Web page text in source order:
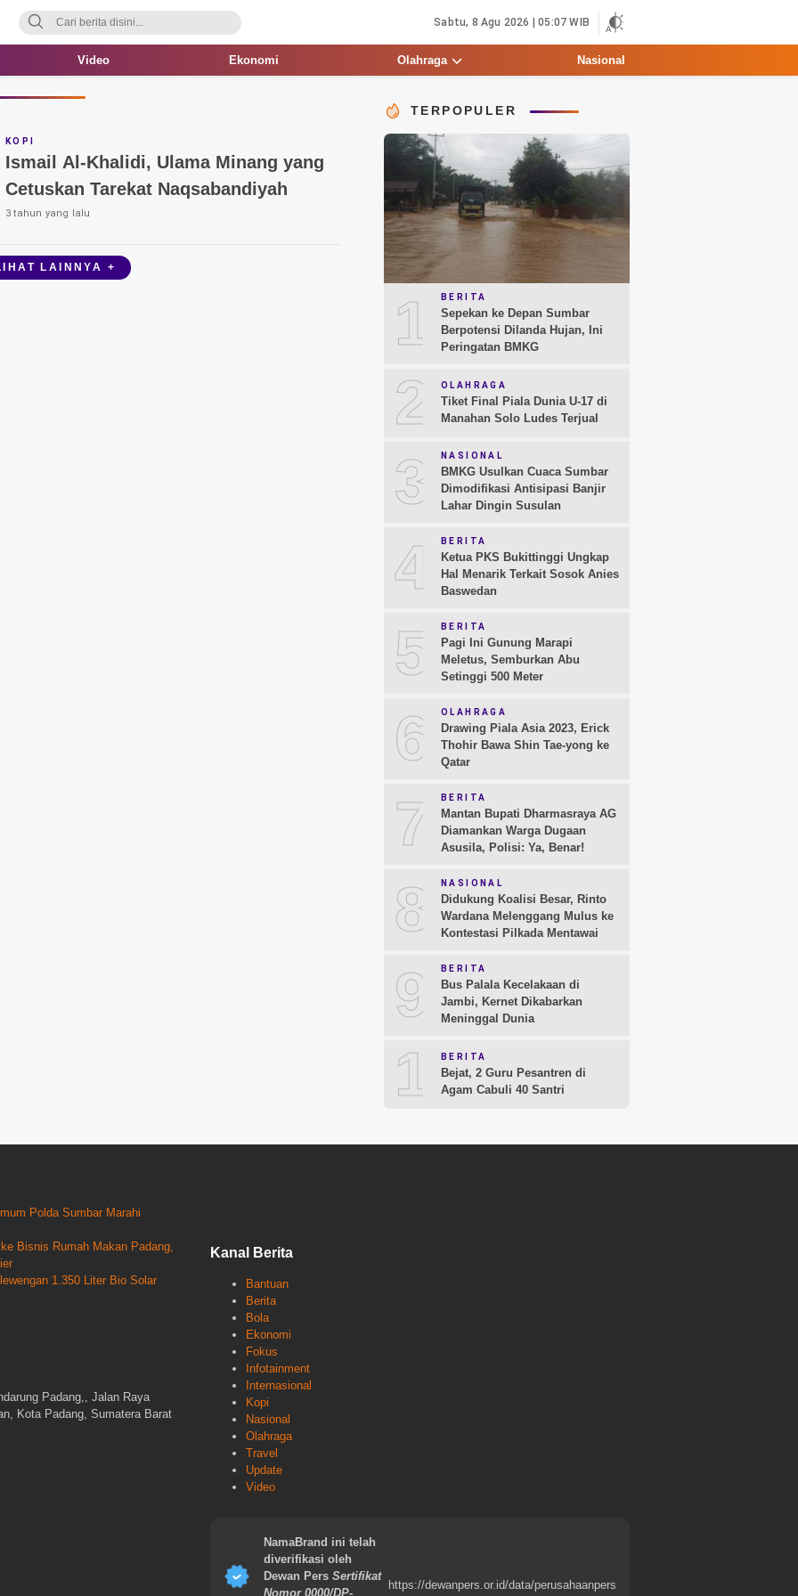
Sabtu, 8 Agu 2026 | 05:07 WIB
Video Ekonomi Olahraga Nasional
KOPI
Ismail Al-Khalidi, Ulama Minang yang
Cetuskan Tarekat Naqsabandiyah
3 tahun yang lalu
LAINNYA +
TERPOPULER
1 BERITA
Sepekan ke Depan Sumbar
Berpotensi Dilanda Hujan, Ini
Peringatan BMKG
2 OLAHRAGA
Tiket Final Piala Dunia U-17 di
Manahan Solo Ludes Terjual
3 NASIONAL
BMKG Usulkan Cuaca Sumbar
Dimodifikasi Antisipasi Banjir
Lahar Dingin Susulan
4 BERITA
Ketua PKS Bukittinggi Ungkap
Hal Menarik Terkait Sosok Anies
Baswedan
5 BERITA
Pagi Ini Gunung Marapi
Meletus, Semburkan Abu
Setinggi 500 Meter
6 OLAHRAGA
Drawing Piala Asia 2023, Erick
Thohir Bawa Shin Tae-yong ke
Qatar
7 BERITA
Mantan Bupati Dharmasraya AG
Diamankan Warga Dugaan
Asusila, Polisi: Ya, Benar!
8 NASIONAL
Didukung Koalisi Besar, Rinto
Wardana Melenggang Mulus ke
Kontestasi Pilkada Mentawai
9 BERITA
Bus Palala Kecelakaan di
Jambi, Kernet Dikabarkan
Meninggal Dunia
10BERITA
Bejat, 2 Guru Pesantren di
Agam Cabuli 40 Santri
Polda Sumbar Marahi
Bisnis Rumah Makan Padang,
1.350 Liter Bio Solar
Padang,, Jalan Raya
Kota Padang, Sumatera Barat
Kanal Berita
Bantuan
Berita
Bola
Ekonomi
Fokus
Infotainment
Internasional
Kopi
Nasional
Olahraga
Travel
Update
Video
NamaBrand ini telah
diverifikasi oleh
Dewan Pers Sertifikat
Nomor 0000/DP-
https://dewanpers.or.id/data/perusahaanpers